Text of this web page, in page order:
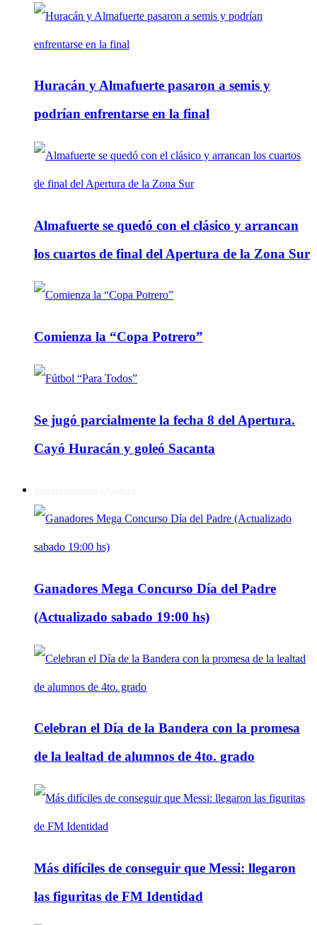
Huracán y Almafuerte pasaron a semis y
podrían enfrentarse en la final
Almafuerte se quedó con el clásico y arrancan
los cuartos de final del Apertura de la Zona Sur
Comienza la “Copa Potrero”
Se jugó parcialmente la fecha 8 del Apertura.
Cayó Huracán y goleó Sacanta
Ganadores Mega Concurso Día del Padre
(Actualizado sabado 19:00 hs)
Celebran el Día de la Bandera con la promesa
de la lealtad de alumnos de 4to. grado
Más difíciles de conseguir que Messi: llegaron
las figuritas de FM Identidad